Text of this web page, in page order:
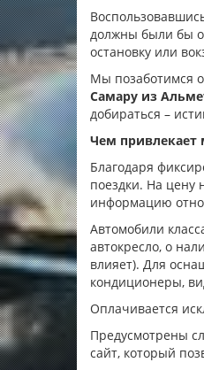
должны были бы
остановку или
Мы позаботимся
Самару из
добираться –
Чем привлекает
Благодаря
поездки. На цену
информацию
Автомобили
автокресло, о
влияет). Для
кондиционеры,
Оплачивается
Предусмотрены
сайт, который